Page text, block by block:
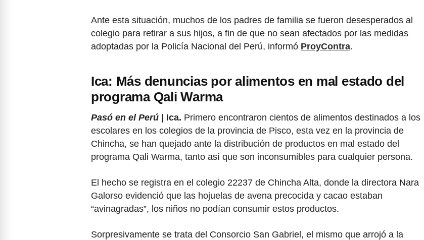
Ante esta situación, muchos de los padres de familia se fueron desesperados al
colegio para retirar a sus hijos, a fin de que no sean afectados por las medidas
adoptadas por la Policía Nacional del Perú, informó ProyContra.
Ica: Más denuncias por alimentos en mal estado del
programa Qali Warma
Pasó en el Perú | Ica. Primero encontraron cientos de alimentos destinados a los
escolares en los colegios de la provincia de Pisco, esta vez en la provincia de
Chincha, se han quejado ante la distribución de productos en mal estado del
programa Qali Warma, tanto así que son inconsumibles para cualquier persona.
El hecho se registra en el colegio 22237 de Chincha Alta, donde la directora Nara
Galorso evidenció que las hojuelas de avena precocida y cacao estaban
“avinagradas”, los niños no podían consumir estos productos.
Sorpresivamente se trata del Consorcio San Gabriel, el mismo que arrojó a la